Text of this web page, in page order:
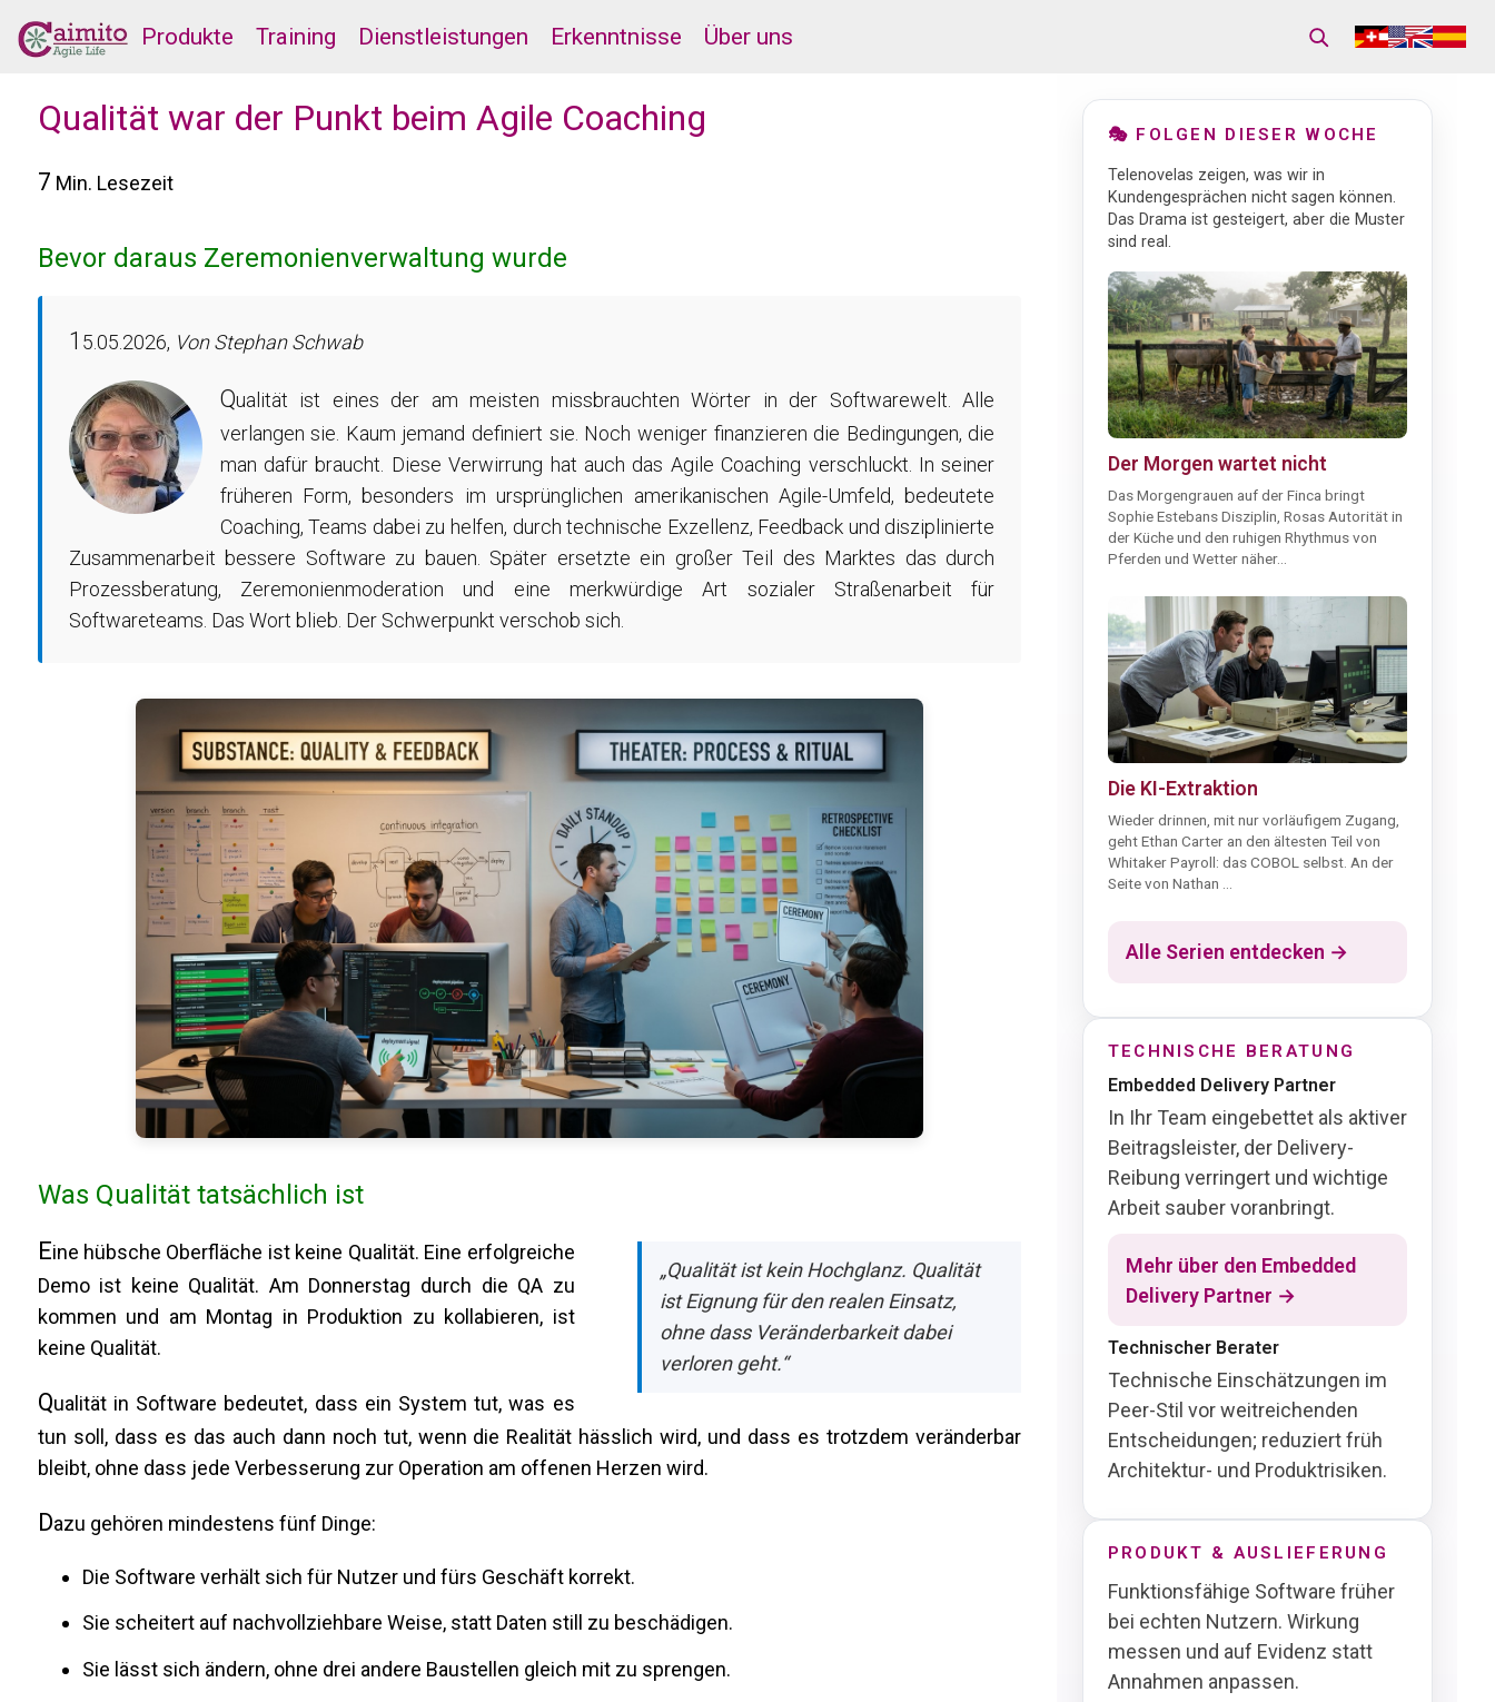
Produkte Training Dienstleistungen Erkenntnisse Über uns
Qualität war der Punkt beim Agile Coaching
7 Min. Lesezeit
Bevor daraus Zeremonienverwaltung wurde
1 5.05.2026, Von Stephan Schwab
Qualität ist eines der am meisten missbrauchten Wörter in der Softwarewelt. Alle
verlangen sie. Kaum jemand definiert sie. Noch weniger finanzieren die Bedingungen, die
man dafür braucht. Diese Verwirrung hat auch das Agile Coaching verschluckt. In seiner
früheren Form, besonders im ursprünglichen amerikanischen Agile-Umfeld, bedeutete
Coaching, Teams dabei zu helfen, durch technische Exzellenz, Feedback und disziplinierte
Zusammenarbeit bessere Software zu bauen. Später ersetzte ein großer Teil des Marktes das durch
Prozessberatung, Zeremonienmoderation und eine merkwürdige Art sozialer Straßenarbeit für
Softwareteams. Das Wort blieb. Der Schwerpunkt verschob sich.
Was Qualität tatsächlich ist
„Qualität ist kein Hochglanz. Qualität
ist Eignung für den realen Einsatz,
ohne dass Veränderbarkeit dabei
verloren geht.“
Eine hübsche Oberfläche ist keine Qualität. Eine erfolgreiche
Demo ist keine Qualität. Am Donnerstag durch die QA zu
kommen und am Montag in Produktion zu kollabieren, ist
keine Qualität.
Qualität in Software bedeutet, dass ein System tut, was es
tun soll, dass es das auch dann noch tut, wenn die Realität hässlich wird, und dass es trotzdem veränderbar
bleibt, ohne dass jede Verbesserung zur Operation am offenen Herzen wird.
Dazu gehören mindestens fünf Dinge:
Die Software verhält sich für Nutzer und fürs Geschäft korrekt.
Sie scheitert auf nachvollziehbare Weise, statt Daten still zu beschädigen.
Sie lässt sich ändern, ohne drei andere Baustellen gleich mit zu sprengen.
🎭 FOLGEN DIESER WOCHE
Telenovelas zeigen, was wir in
Kundengesprächen nicht sagen können.
Das Drama ist gesteigert, aber die Muster
sind real.
Der Morgen wartet nicht
Das Morgengrauen auf der Finca bringt
Sophie Estebans Disziplin, Rosas Autorität in
der Küche und den ruhigen Rhythmus von
Pferden und Wetter näher...
Die KI-Extraktion
Wieder drinnen, mit nur vorläufigem Zugang,
geht Ethan Carter an den ältesten Teil von
Whitaker Payroll: das COBOL selbst. An der
Seite von Nathan ...
Alle Serien entdecken →
TECHNISCHE BERATUNG
Embedded Delivery Partner
In Ihr Team eingebettet als aktiver
Beitragsleister, der Delivery-
Reibung verringert und wichtige
Arbeit sauber voranbringt.
Mehr über den Embedded
Delivery Partner →
Technischer Berater
Technische Einschätzungen im
Peer-Stil vor weitreichenden
Entscheidungen; reduziert früh
Architektur- und Produktrisiken.
PRODUKT & AUSLIEFERUNG
Funktionsfähige Software früher
bei echten Nutzern. Wirkung
messen und auf Evidenz statt
Annahmen anpassen.